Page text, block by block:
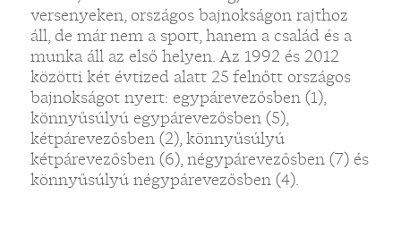
versenyeken, országos bajnokságon rajthoz
áll, de már nem a sport, hanem a család és a
munka áll az első helyen. Az 1992 és 2012
közötti két évtized alatt 25 felnőtt országos
bajnokságot nyert: egypárevezősben (1),
könnyűsúlyú egypárevezősben (5),
kétpárevezősben (2), könnyűsúlyú
kétpárevezősben (6), négypárevezősben (7) és
könnyűsúlyú négypárevezősben (4).